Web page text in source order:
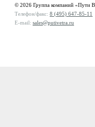
© 2026 Группа компаний «Пути
Телефон/факс: 8 (495) 647-85-11
E-mail: sales@putivetra.ru